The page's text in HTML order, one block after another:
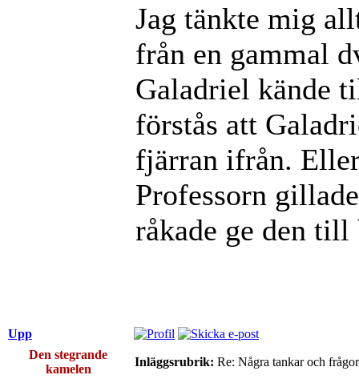
Jag tänkte mig
från en gammal
Galadriel kände
förstås att
fjärran ifrån.
Professorn
råkade ge den
Upp
Den stegrande
kamelen
Inläggsrubrik: Re: Några tankar och